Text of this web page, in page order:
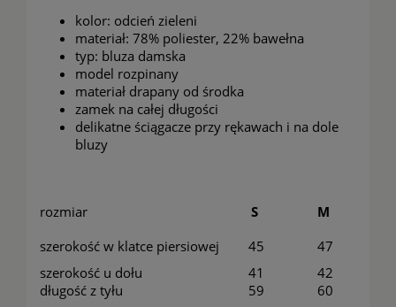
kolor: odcień zieleni
materiał: 78% poliester, 22% bawełna
typ: bluza damska
model rozpinany
materiał drapany od środka
zamek na całej długości
delikatne ściągacze przy rękawach i na dole
bluzy
rozmiar S M
szerokość w klatce piersiowej
45 47
szerokość u dołu
41 42
długość z tyłu
59 60